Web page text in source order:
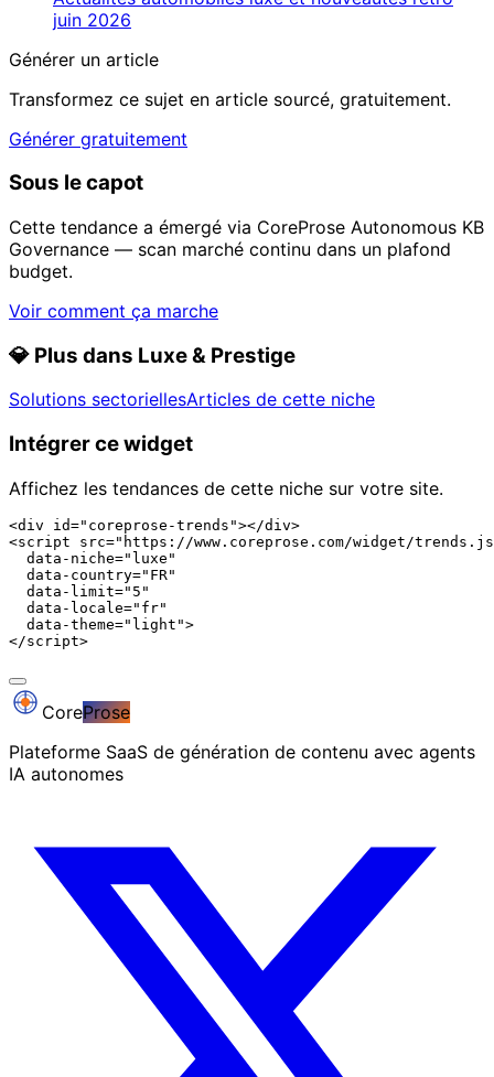
juin 2026
Générer un article
Transformez ce sujet en article sourcé, gratuitement.
Générer gratuitement
Sous le capot
Cette tendance a émergé via CoreProse Autonomous KB
Governance — scan marché continu dans un plafond
budget.
Voir comment ça marche
💎 Plus dans Luxe & Prestige
Solutions sectoriellesArticles de cette niche
Intégrer ce widget
Affichez les tendances de cette niche sur votre site.
<div id="coreprose-trends"></div>
<script src="https://www.coreprose.com/widget/
  data-niche="luxe"
  data-country="FR"
  data-limit="5"
  data-locale="fr"
  data-theme="light">
</script>
CoreProse
Plateforme SaaS de génération de contenu avec agents
IA autonomes